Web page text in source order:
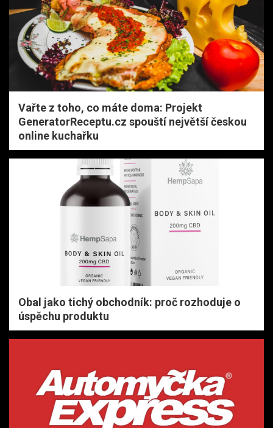
Vařte z toho, co máte doma: Projekt
GeneratorReceptu.cz spouští největší českou
online kuchařku
Obal jako tichý obchodník: proč rozhoduje o
úspěchu produktu